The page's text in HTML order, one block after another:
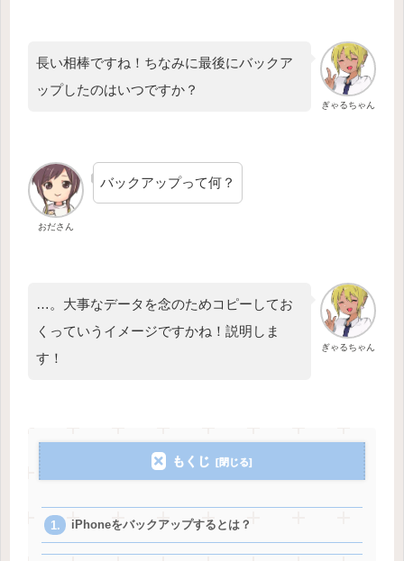
ぎゃるちゃん
長い相棒ですね！ちなみに最後にバックア
ップしたのはいつですか？
おださん
バックアップって何？
ぎゃるちゃん
…。大事なデータを念のためコピーしてお
くっていうイメージですかね！説明しま
す！
もくじ
iPhoneをバックアップするとは？